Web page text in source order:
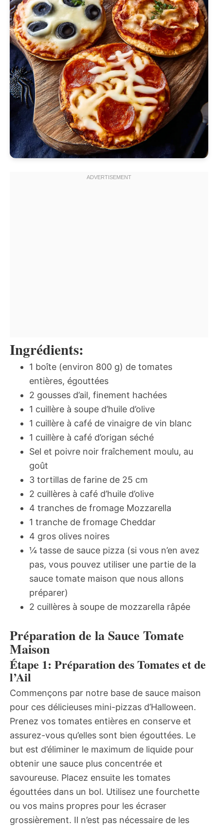
Ingrédients:
1 boîte (environ 800 g) de tomates
entières, égouttées
2 gousses d’ail, finement hachées
1 cuillère à soupe d’huile d’olive
1 cuillère à café de vinaigre de vin blanc
1 cuillère à café d’origan séché
Sel et poivre noir fraîchement moulu, au
goût
3 tortillas de farine de 25 cm
2 cuillères à café d’huile d’olive
4 tranches de fromage Mozzarella
1 tranche de fromage Cheddar
4 gros olives noires
¼ tasse de sauce pizza (si vous n’en avez
pas, vous pouvez utiliser une partie de la
sauce tomate maison que nous allons
préparer)
2 cuillères à soupe de mozzarella râpée
Préparation de la Sauce Tomate
Maison
Étape 1: Préparation des Tomates et de
l’Ail
Commençons par notre base de sauce maison
pour ces délicieuses mini-pizzas d’Halloween.
Prenez vos tomates entières en conserve et
assurez-vous qu’elles sont bien égouttées. Le
but est d’éliminer le maximum de liquide pour
obtenir une sauce plus concentrée et
savoureuse. Placez ensuite les tomates
égouttées dans un bol. Utilisez une fourchette
ou vos mains propres pour les écraser
grossièrement. Il n’est pas nécessaire de les